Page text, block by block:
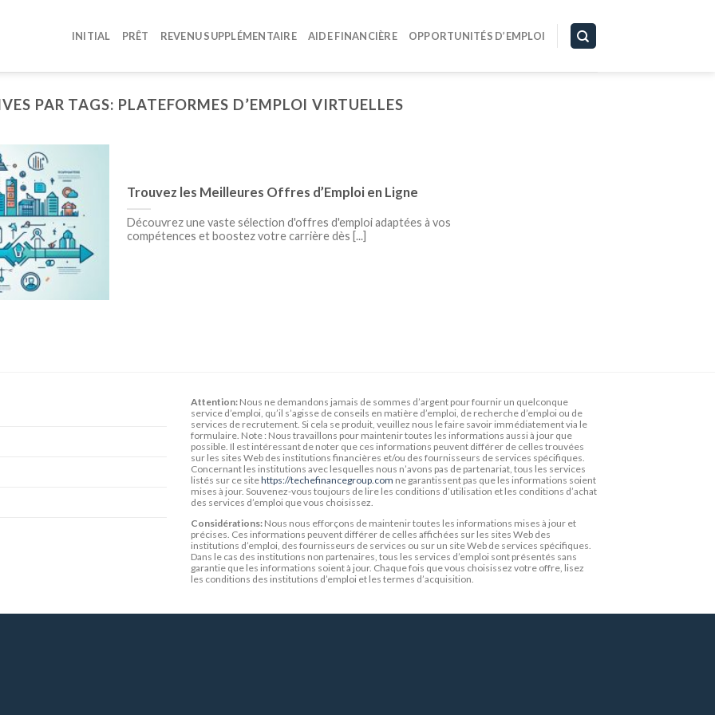
INITIAL PRÊT REVENU SUPPLÉMENTAIRE AIDE FINANCIÈRE OPPORTUNITÉS D’EMPLOI
PAR TAGS: PLATEFORMES D’EMPLOI VIRTUELLES
Trouvez les Meilleures Offres d’Emploi en Ligne
Découvrez une vaste sélection d'offres d'emploi adaptées à vos
compétences et boostez votre carrière dès [...]
Attention: Nous ne demandons jamais de sommes d’argent pour fournir un quelconque
service d’emploi, qu’il s’agisse de conseils en matière d’emploi, de recherche d’emploi ou de
services de recrutement. Si cela se produit, veuillez nous le faire savoir immédiatement via le
formulaire. Note : Nous travaillons pour maintenir toutes les informations aussi à jour que
possible. Il est intéressant de noter que ces informations peuvent différer de celles trouvées
sur les sites Web des institutions financières et/ou des fournisseurs de services spécifiques.
Concernant les institutions avec lesquelles nous n’avons pas de partenariat, tous les services
listés sur ce sitehttps://techefinancegroup.com ne garantissent pas que les informations soient
mises à jour. Souvenez-vous toujours de lire les conditions d’utilisation et les conditions d’achat
des services d’emploi que vous choisissez.
Considérations: Nous nous efforçons de maintenir toutes les informations mises à jour et
précises. Ces informations peuvent différer de celles affichées sur les sites Web des
institutions d’emploi, des fournisseurs de services ou sur un site Web de services spécifiques.
Dans le cas des institutions non partenaires, tous les services d’emploi sont présentés sans
garantie que les informations soient à jour. Chaque fois que vous choisissez votre offre, lisez
les conditions des institutions d’emploi et les termes d’acquisition.